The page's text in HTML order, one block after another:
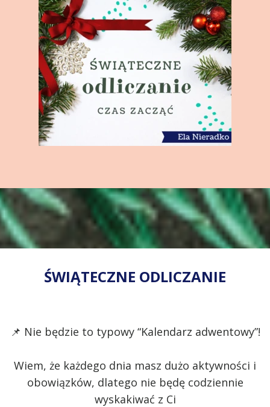
ŚWIĄTECZNE ODLICZANIE
📌 Nie będzie to typowy “Kalendarz adwentowy”!
Wiem, że każdego dnia masz dużo aktywności i
obowiązków, dlatego nie będę codziennie
wyskakiwać z Ci